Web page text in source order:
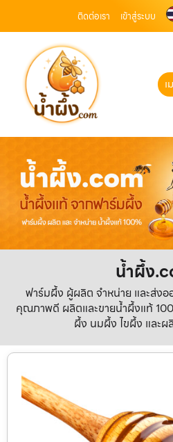
ติดต่อเรา เข้าสู่ระบบ
น้ำผึ้ง
ฟาร์มผึ้ง ผู้ผลิต จำหน่าย และส่ง
คุณภาพดี ผลิตและขายน้ำผึ้งแท้
ผึ้ง นมผึ้ง ไขผึ้ง และ